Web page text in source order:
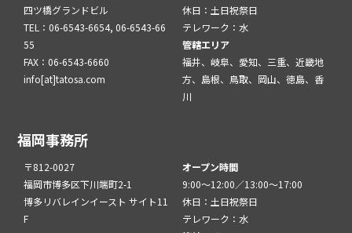
四ツ橋グランドビル
TEL：06-6543-6654, 06-6543-66
55
FAX：06-6543-6660
info[at]tatosa.com
休日：土日祝祭日
テレワーク：水
管轄エリア
福井、岐阜、愛知、三重、近畿地
方、島根、鳥取、岡山、徳島、香
川
福岡事務所
〒812-0027
福岡市博多区下川端町2-1
博多リバレインイースト サイト11
F
オープン時間
9:00～12:00／13:00～17:00
休日：土日祝祭日
テレワーク：水